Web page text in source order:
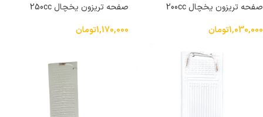
صفحه تریزون یخچال 200cc
1,030,000تومان
صفحه تریزون یخچال 250cc
1,170,000تومان